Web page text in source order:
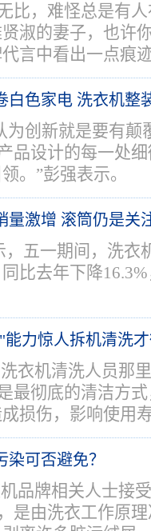
比，难怪总是有
淑的妻子，也许
言中看出一点痕
白色家电 洗衣机整
为创新就是要有颠
品设计的每一处
。”彭强表示。
量激增 滚筒仍是关
五一期间，洗衣
比去年下降
能力惊人拆机清洗
衣机清洗人员那
最彻底的清洁方
损伤，影响使用
染可否避免？
品牌相关人士接
是由洗衣工作原